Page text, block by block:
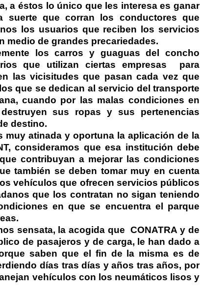
a éstos lo único que les interesa es ganar
suerte que corran los conductores que
los usuarios que reciben los servicios
medio de grandes precariedades.
los carros y guaguas del concho
que utilizan ciertas empresas
para
las vicisitudes que pasan cada vez que
que se dedican al servicio del transporte
cuando por las malas condiciones en
sus ropas y sus pertenencias
destino.
muy atinada y oportuna la aplicación de la
consideramos que esa institución debe
contribuyan a mejorar las condiciones
también se deben tomar muy en cuenta
vehículos que ofrecen servicios públicos
que los contratan no sigan teniendo
en que se encuentra el parque
sensata, la acogida que CONATRA y de
de pasajeros y de carga, le han dado a
saben que el fin de la misma es de
días tras días y años tras años, por
vehículos con los neumáticos lisos y